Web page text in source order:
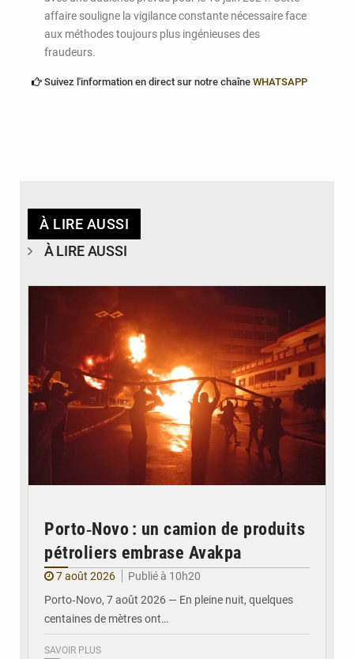
affaire souligne la vigilance constante nécessaire face
aux méthodes toujours plus ingénieuses des
fraudeurs.
Suivez l'information en direct sur notre chaîne WHATSAPP
À LIRE AUSSI
À LIRE AUSSI
Porto‑Novo : un camion de produits
pétroliers embrase Avakpa
7 août 2026
Publié à 10h20
Porto‑Novo, 7 août 2026 — En pleine nuit, quelques
centaines de mètres ont…
SAVOIR PLUS